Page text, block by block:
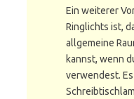
Ein weiterer
Ringlichts ist,
allgemeine
kannst, wenn
verwendest.